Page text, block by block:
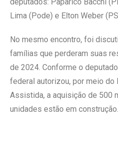
Lima (Pode) e Elton Weber
No mesmo encontro, foi
famílias que perderam suas
de 2024. Conforme o
federal autorizou, por meio do
Assistida, a aquisição de 500
unidades estão em construção.